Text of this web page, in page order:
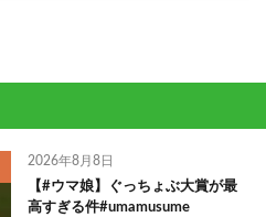
2026年8月8日
【#ウマ娘】ぐっちょぶ大賞が最
高すぎる件#umamusume